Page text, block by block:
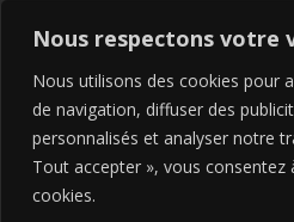
Nous respectons votre
Nous utilisons des cookies pour
de navigation, diffuser des
personnalisés et analyser notre
Tout accepter », vous consentez
cookies.